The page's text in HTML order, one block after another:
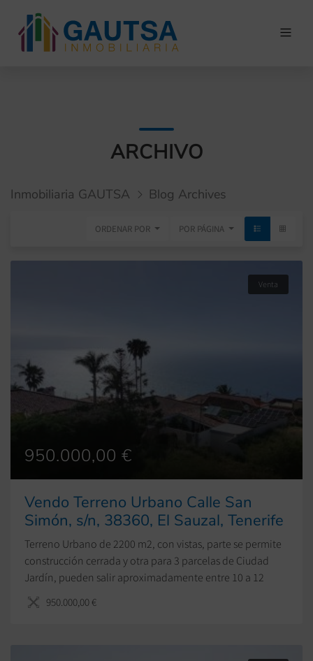
ARCHIVO
Inmobiliaria GAUTSA Blog Archives
ORDENAR POR POR PÁGINA
Venta
950.000,00 €
Vendo Terreno Urbano Calle San
Simón, s/n, 38360, El Sauzal, Tenerife
Terreno Urbano de 2200 m2, con vistas, parte se permite
construcción cerrada y otra para 3 parcelas de Ciudad
Jardín, pueden salir aproximadamente entre 10 a 12
dúplex de +-80 m2 y tres chalet independientes.
950.000,00 €